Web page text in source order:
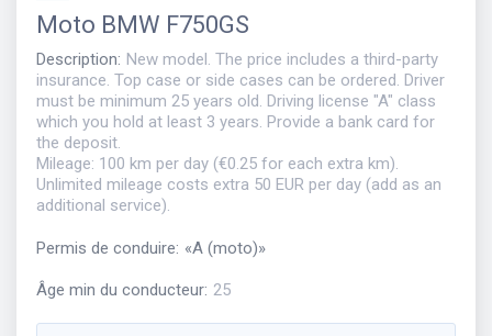
Moto BMW F750GS
Description: New model. The price includes a third-party
insurance. Top case or side cases can be ordered. Driver
must be minimum 25 years old. Driving license "A" class
which you hold at least 3 years. Provide a bank card for
the deposit.
Mileage: 100 km per day (€0.25 for each extra km).
Unlimited mileage costs extra 50 EUR per day (add as an
additional service).
Permis de conduire: «A (moto)»
Âge min du conducteur: 25